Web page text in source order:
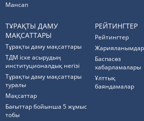
Мансап
ТҰРАҚТЫ ДАМУ
МАҚСАТТАРЫ
Тұрақты даму мақсаттары
ТДМ іске асырудың
институционалдық негізі
Тұрақты даму мақсаттары
туралы
Мақсаттар
Бағыттар бойынша 5 жұмыс
тобы
РЕЙТИНГТЕР
Рейтингтер
Жарияланымдар
Баспасөз
хабарламалары
Ұлттық
баяндамалар